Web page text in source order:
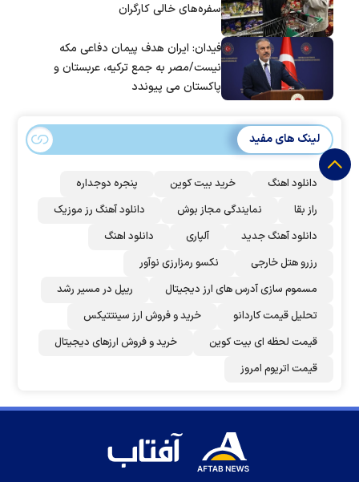
سفره‌های خالی کارگران
فیدان: ایران هدف پیمان دفاعی مکه
نیست/مصر به جمع ترکیه، عربستان و
پاکستان می پیوندد
لینک های مفید
دانلود اهنگ خرید بیت کوین
پنجره دوجداره
راز بقا
نمایندگی مجاز بوش
دانلود آهنگ رز‌ موزیک
دانلود آهنگ جدید
آلپاری
دانلود اهنگ
رزرو هتل خارجی
نکسو رمزارزی نوآور
مسموم سازی آدرس های ارز دیجیتال
ریپل در مسیر رشد
تحلیل قیمت کاردانو
خرید و فروش ارز سینتتیکس
قیمت لحظه ای بیت کوین
خرید و فروش ارزهای دیجیتال
قیمت اتریوم امروز